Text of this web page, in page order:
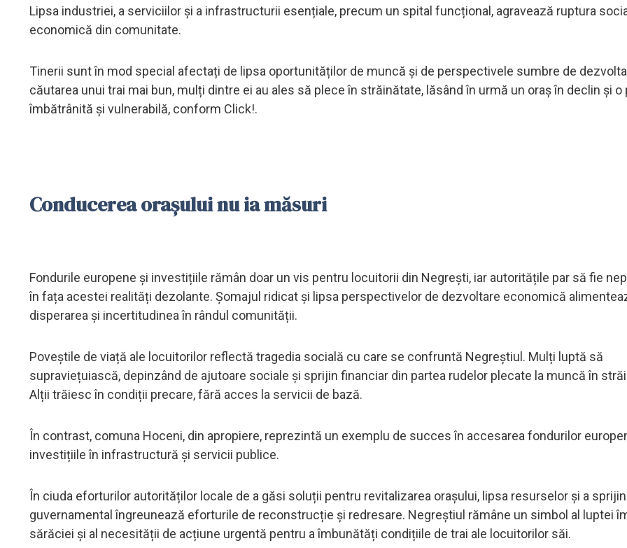
Lipsa industriei, a serviciilor și a infrastructurii esențiale, precum un spital funcțional, agravează ruptura
economică din comunitate.
Tinerii sunt în mod special afectați de lipsa oportunităților de muncă și de perspectivele sumbre de
căutarea unui trai mai bun, mulți dintre ei au ales să plece în străinătate, lăsând în urmă un oraș în declin și o
îmbătrânită și vulnerabilă, conform Click!.
Conducerea orașului nu ia măsuri
Fondurile europene și investițiile rămân doar un vis pentru locuitorii din Negrești, iar autoritățile par să fie
în fața acestei realități dezolante. Șomajul ridicat și lipsa perspectivelor de dezvoltare economică
disperarea și incertitudinea în rândul comunității.
Poveștile de viață ale locuitorilor reflectă tragedia socială cu care se confruntă Negreștiul. Mulți luptă să
supraviețuiască, depinzând de ajutoare sociale și sprijin financiar din partea rudelor plecate la muncă în
Alții trăiesc în condiții precare, fără acces la servicii de bază.
În contrast, comuna Hoceni, din apropiere, reprezintă un exemplu de succes în accesarea fondurilor
investițiile în infrastructură și servicii publice.
În ciuda eforturilor autorităților locale de a găsi soluții pentru revitalizarea orașului, lipsa resurselor și a
guvernamental îngreunează eforturile de reconstrucție și redresare. Negreștiul rămâne un simbol al luptei
sărăciei și al necesității de acțiune urgentă pentru a îmbunătăți condițiile de trai ale locuitorilor săi.